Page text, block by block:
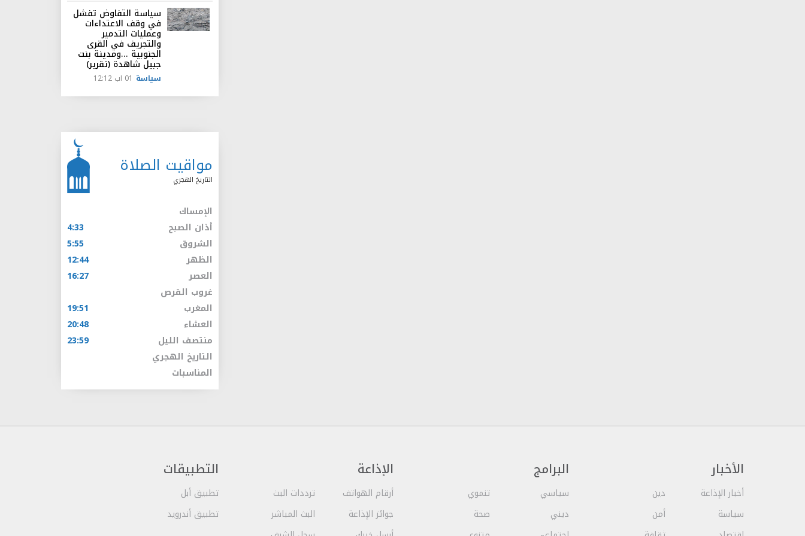
سياسة التفاوض تفشل
في وقف الاعتداءات
وعمليات التدمير
والتجريف في القرى
الجنوبية ...ومدينة بنت
جبيل شاهدة (تقرير)
سياسة 01 اب 12:12
مواقيت الصلاة
التاريخ الهجري
الإمساك
أذان الصبح
4:33
الشروق
5:55
الظهر
12:44
العصر
16:27
غروب القرص
المغرب
19:51
العشاء
20:48
منتصف الليل
23:59
التاريخ الهجري
المناسبات
الأخبار
أخبار الإذاعة
سياسة
دين
أمن
البرامج
سياسي
ديني
تنموي
صحة
الإذاعة
أرقام الهواتف
جوائز الإذاعة
ترددات البث
البث المباشر
التطبيقات
تطبيق أبل
تطبيق أندرويد